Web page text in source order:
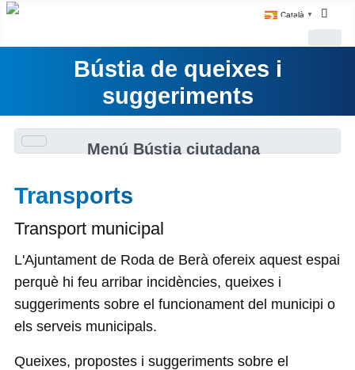
Català ▼
Bústia de queixes i
suggeriments
Menú Bústia ciutadana
Transports
Transport municipal
L'Ajuntament de Roda de Berà ofereix aquest espai
perquè hi feu arribar incidències, queixes i
suggeriments sobre el funcionament del municipi o
els serveis municipals.
Queixes, propostes i suggeriments sobre el